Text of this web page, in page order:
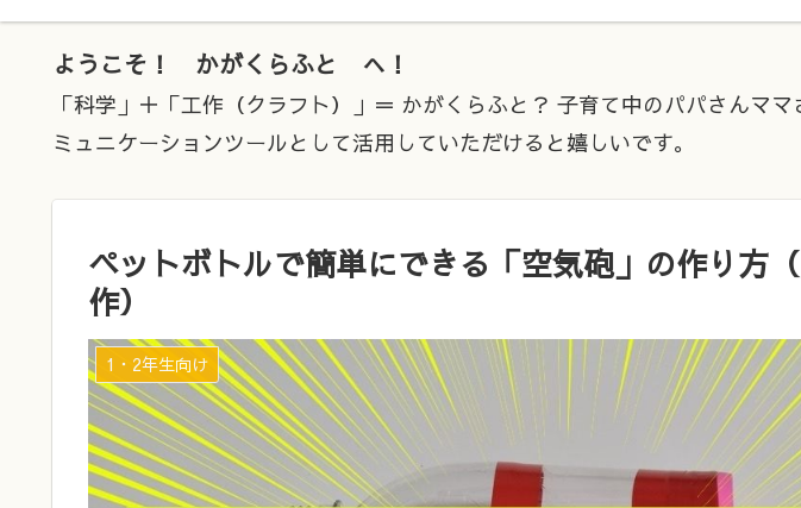
ようこそ！ かがくらふと へ！
「科学」＋「工作（クラフト）」＝ かがくらふと？ 子育て中のパパさん
ミュニケーションツールとして活用していただけると嬉しいです。
ペットボトルで簡単にできる「空気砲」の作り方
作）
1・2年生向け